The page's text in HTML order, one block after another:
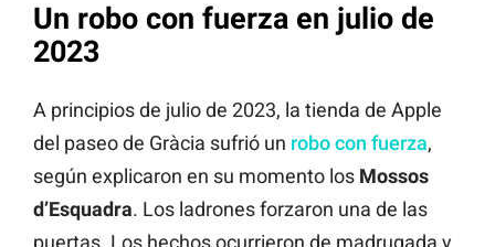
Un robo con fuerza en julio de
2023
A principios de julio de 2023, la tienda de Apple
del paseo de Gràcia sufrió un robo con fuerza,
según explicaron en su momento los Mossos
d’Esquadra. Los ladrones forzaron una de las
puertas. Los hechos ocurrieron de madrugada y